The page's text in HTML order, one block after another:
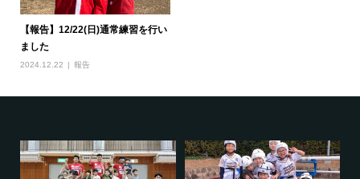
【報告】12/22(日)通常練習を行い
ました
2024.12.22 報告